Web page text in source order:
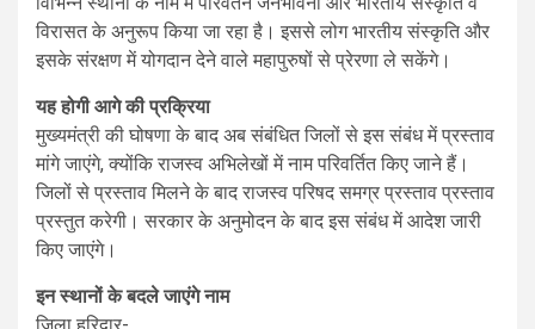
विरासत के अनुरूप किया जा रहा है। इससे लोग भारतीय संस्कृति और
इसके संरक्षण में योगदान देने वाले महापुरुषों से प्रेरणा ले सकेंगे।
यह होगी आगे की प्रक्रिया
मुख्यमंत्री की घोषणा के बाद अब संबंधित जिलों से इस संबंध में प्रस्ताव
मांगे जाएंगे, क्योंकि राजस्व अभिलेखों में नाम परिवर्तित किए जाने हैं।
जिलों से प्रस्ताव मिलने के बाद राजस्व परिषद समग्र प्रस्ताव प्रस्ताव
प्रस्तुत करेगी। सरकार के अनुमोदन के बाद इस संबंध में आदेश जारी
किए जाएंगे।
इन स्थानों के बदले जाएंगे नाम